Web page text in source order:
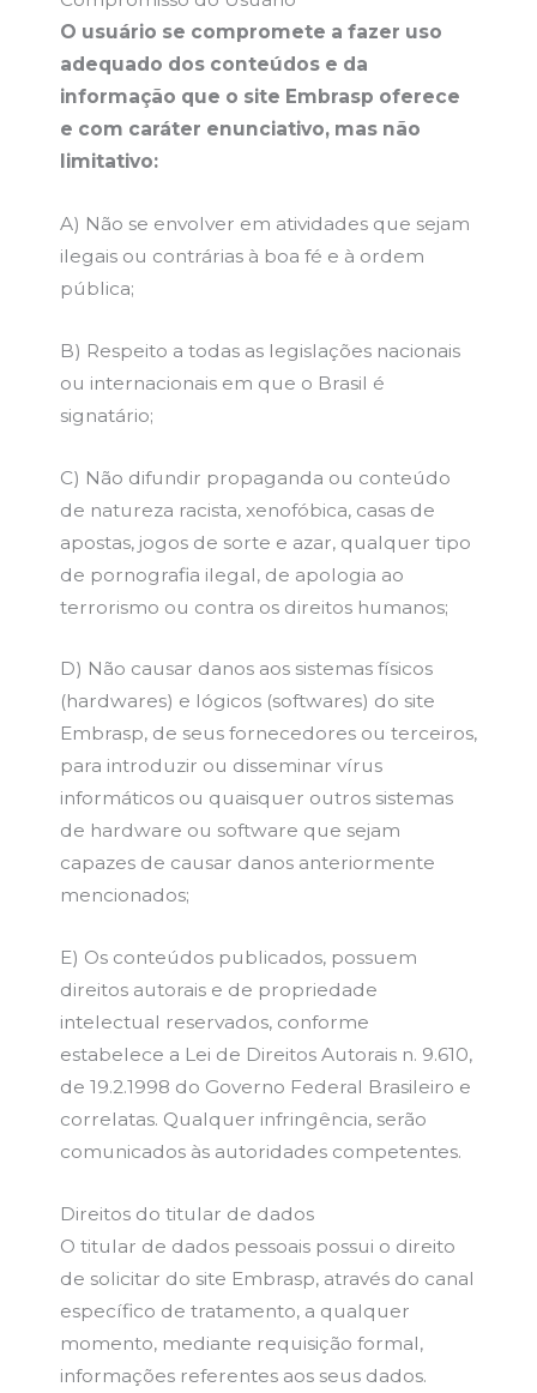
O usuário se compromete a fazer uso
adequado dos conteúdos e da
informação que o site Embrasp oferece
e com caráter enunciativo, mas não
limitativo:
A) Não se envolver em atividades que sejam
ilegais ou contrárias à boa fé e à ordem
pública;
B) Respeito a todas as legislações nacionais
ou internacionais em que o Brasil é
signatário;
C) Não difundir propaganda ou conteúdo
de natureza racista, xenofóbica, casas de
apostas, jogos de sorte e azar, qualquer tipo
de pornografia ilegal, de apologia ao
terrorismo ou contra os direitos humanos;
D) Não causar danos aos sistemas físicos
(hardwares) e lógicos (softwares) do site
Embrasp, de seus fornecedores ou terceiros,
para introduzir ou disseminar vírus
informáticos ou quaisquer outros sistemas
de hardware ou software que sejam
capazes de causar danos anteriormente
mencionados;
E) Os conteúdos publicados, possuem
direitos autorais e de propriedade
intelectual reservados, conforme
estabelece a Lei de Direitos Autorais n. 9.610,
de 19.2.1998 do Governo Federal Brasileiro e
correlatas. Qualquer infringência, serão
comunicados às autoridades competentes.
Direitos do titular de dados
O titular de dados pessoais possui o direito
de solicitar do site Embrasp, através do canal
específico de tratamento, a qualquer
momento, mediante requisição formal,
informações referentes aos seus dados.